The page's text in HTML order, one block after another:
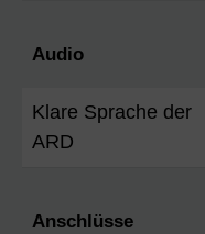
Audio
Klare Sprache der
ARD
Anschlüsse